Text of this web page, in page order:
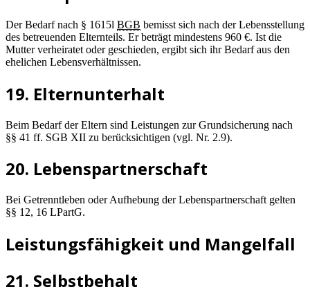
Der Bedarf nach § 1615l BGB bemisst sich nach der Lebensstellung
des betreuenden Elternteils. Er beträgt mindestens 960 €. Ist die
Mutter verheiratet oder geschieden, ergibt sich ihr Bedarf aus den
ehelichen Lebensverhältnissen.
19. Elternunterhalt
Beim Bedarf der Eltern sind Leistungen zur Grundsicherung nach
§§ 41 ff. SGB XII zu berücksichtigen (vgl. Nr. 2.9).
20. Lebenspartnerschaft
Bei Getrenntleben oder Aufhebung der Lebenspartnerschaft gelten
§§ 12, 16 LPartG.
Leistungsfähigkeit und Mangelfall
21. Selbstbehalt